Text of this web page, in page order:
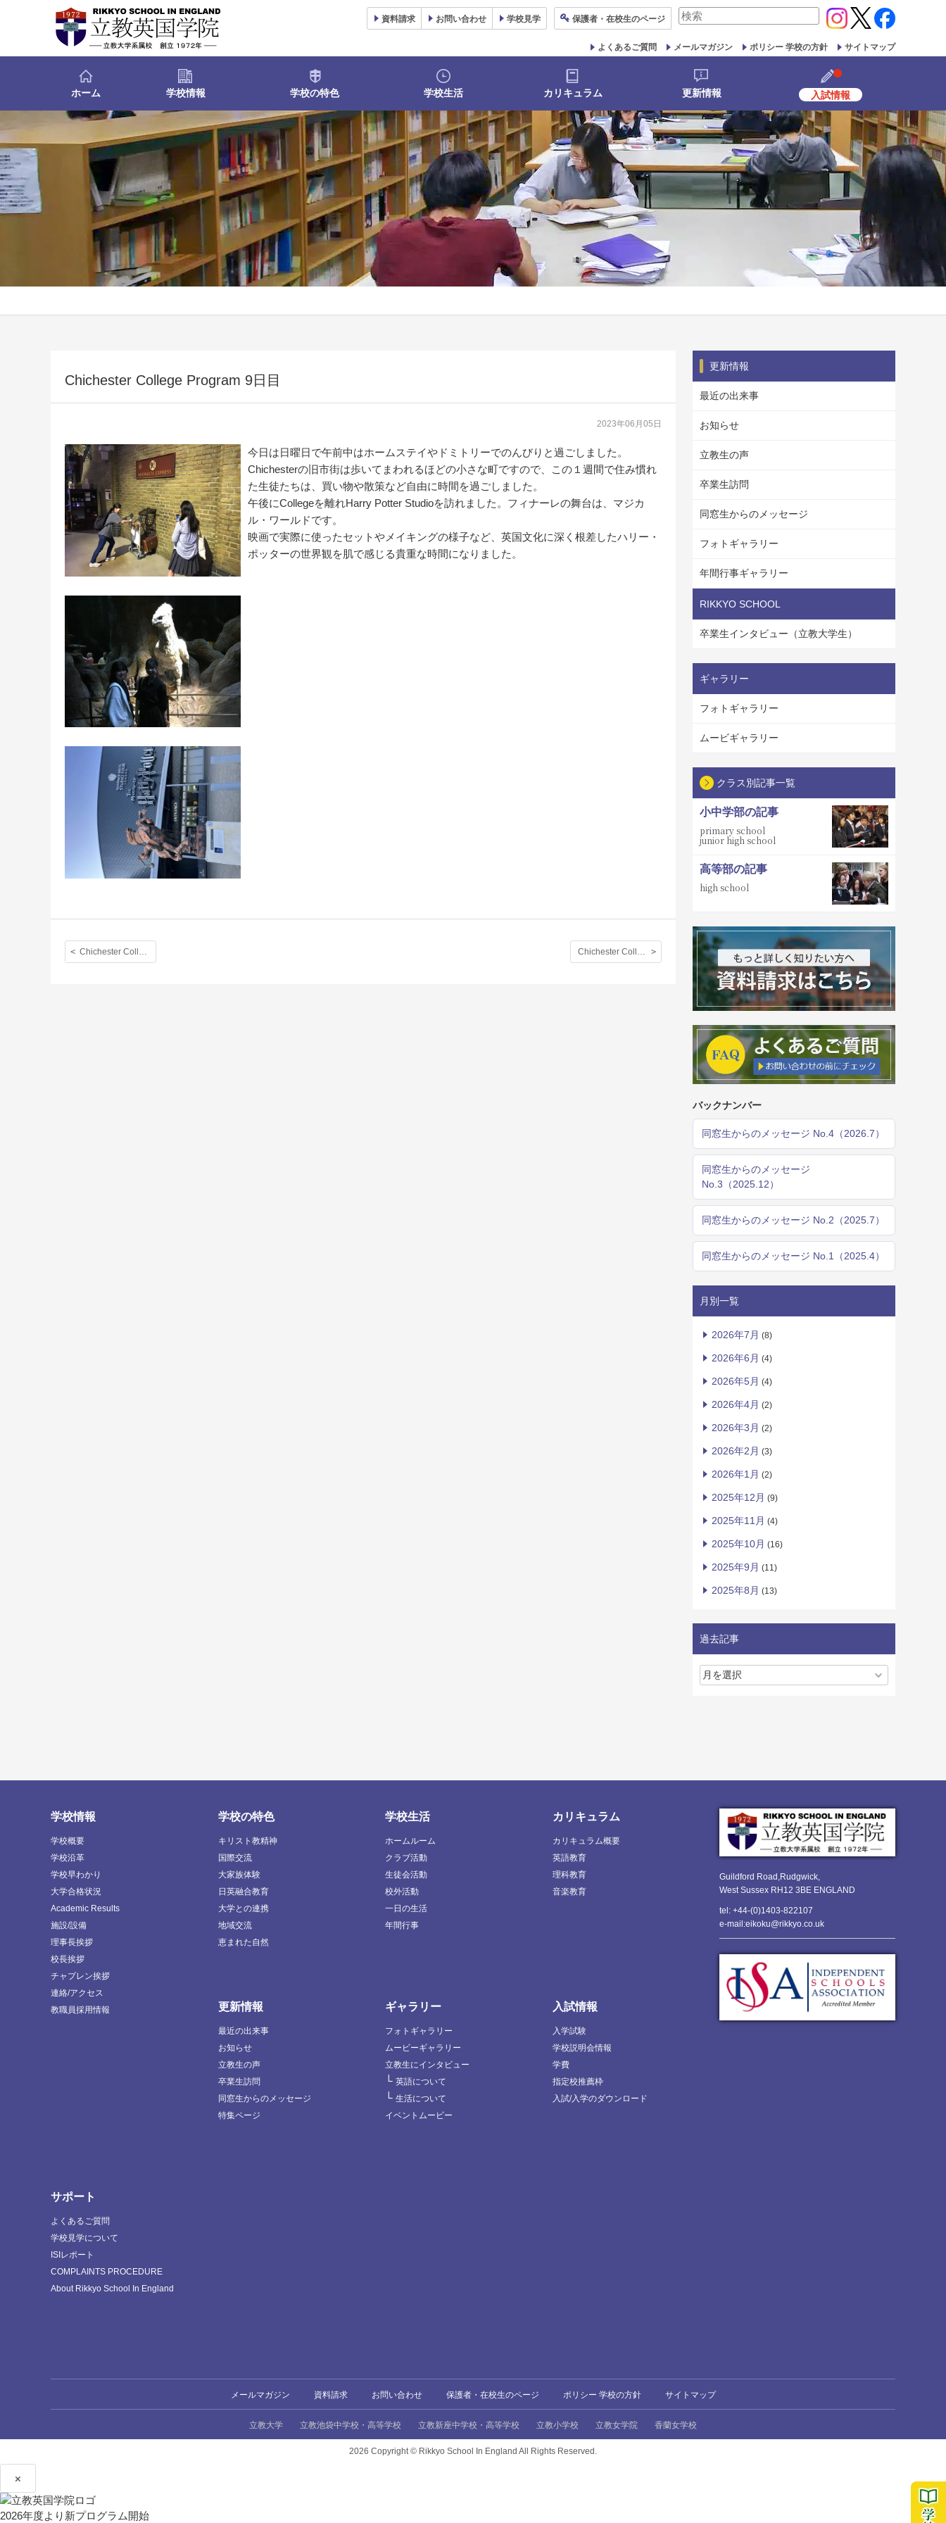
資料請求 お問い合わせ 学校見学 保護者 ・在校生のページ
検
対
象:
よくあるご質問 メールマガジン ポリシー 学校の方針 サイトマップ
ホーム 学校情報 学校の特色 学校生活 カリキュラム 更新情報 入試情報
Chichester College Program 9日目
2023年06月05日
今日は日曜日で午前中はホームステイやドミトリーでのんびりと過 ごしました。
Chichesterの旧市街は歩いてまわれるほどの小さな町ですので、この１週間で住み慣れ
た生徒たちは、 買い物や散策など自由に時間を過ごしました。
午後にCollegeを離れHarry Potter Studioを訪れました。フィナーレの舞台は、マジカ
ル・ ワールドです。
映画で実際に使ったセットやメイキングの様子など、 英国文化に深く根差したハリー・
ポッターの世界観を肌で感じる貴重な時間になりました。
更新情報
最近の出来事
お知らせ
立教生の声
卒業生訪問
同窓生からのメッセージ
フォトギャラリー
年間行事ギャラリー
RIKKYO SCHOOL
卒業生インタビュー（立教大学生）
ギャラリー
フォトギャラリー
ムービギャラリー
クラス別記事一覧
小中学部の記事
primary school
junior high school
高等部の記事
high school
バックナンバー
同窓生からのメッセージ No.4（2026.7）
同窓生からのメッセージ
No.3（2025.12）
同窓生からのメッセージ No.2（2025.7）
同窓生からのメッセージ No.1（2025.4）
月別一覧
2026年7月 (8)
2026年6月 (4)
2026年5月 (4)
2026年4月 (2)
2026年3月 (2)
2026年2月 (3)
2026年1月 (2)
2025年12月 (9)
2025年11月 (4)
2025年10月 (16)
2025年9月 (11)
2025年8月 (13)
過去記事
Guildford Road,Rudgwick,
West Sussex RH12 3BE ENGLAND
tel: +44-(0)1403-822107
e-mail:eikoku@rikkyo.co.uk
学校情報
学校概要
学校沿革
学校早わかり
大学合格状況
Academic Results
施設/設備
理事長挨拶
校長挨拶
チャプレン挨拶
連絡/アクセス
教職員採用情報
学校の特色
キリスト教精神
国際交流
大家族体験
日英融合教育
大学との連携
地域交流
恵まれた自然
学校生活
ホームルーム
クラブ活動
生徒会活動
校外活動
一日の生活
年間行事
カリキュラム
カリキュラム概要
英語教育
理科教育
音楽教育
更新情報
最近の出来事
お知らせ
立教生の声
卒業生訪問
同窓生からのメッセージ
特集ページ
ギャラリー
フォトギャラリー
ムービーギャラリー
立教生にインタビュー
└ 英語について
└ 生活について
イベントムービー
入試情報
入学試験
学校説明会情報
学費
指定校推薦枠
入試/入学のダウンロード
サポート
よくあるご質問
学校見学について
ISIレポート
COMPLAINTS PROCEDURE
About Rikkyo School In England
メールマガジン 資料請求 お問い合わせ 保護者・在校生のページ ポリシー 学校の方針 サイトマップ
立教大学 立教池袋中学校・高等学校 立教新座中学校・高等学校 立教小学校 立教女学院 香蘭女学校
2026 Copyright © Rikkyo School In England All Rights Reserved.
×
2026年度より新プログラム開始